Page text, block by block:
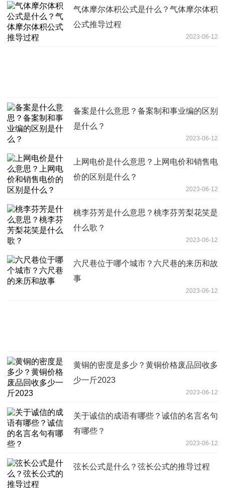
气体摩尔体积公式是什么？气体摩尔体积
公式推导过程
2023-06-12
备案是什么意思？备案制和事业编的区别
是什么？
2023-06-12
上网电价是什么意思？上网电价和销售电
价的区别是什么？
2023-06-12
桃李芬芳是什么意思？桃李芬芳梨花笑是
什么歌？
2023-06-12
六尺巷位于哪个城市？六尺巷的来历和故
事
2023-06-12
黄铜的密度是多少？黄铜价格废品回收多
少一斤2023
2023-06-12
关于诚信的成语有哪些？诚信的名言名句
有哪些？
2023-06-12
弦长公式是什么？弦长公式的推导过程